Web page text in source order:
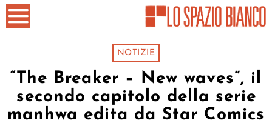
NOTIZIE
“The Breaker – New waves”, il
secondo capitolo della serie
manhwa edita da Star Comics